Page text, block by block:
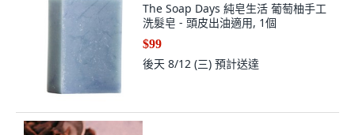
The Soap Days 純皂生活 葡萄柚手工
洗髮皂 - 頭皮出油適用, 1個
$99
後天 8/12 (三) 預計送達